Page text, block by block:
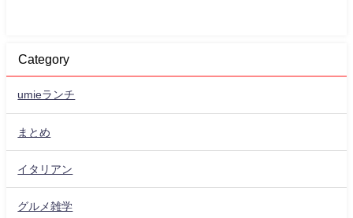
Category
umieランチ
まとめ
イタリアン
グルメ雑学